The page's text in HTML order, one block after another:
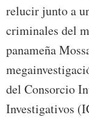
relucir junto a
criminales del
panameña
del Consorcio
Investigativos